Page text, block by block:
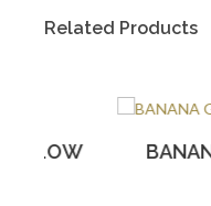
Related Products
BANANA